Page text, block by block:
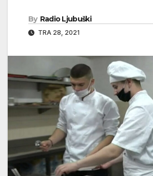
By Radio Ljubuški
TRA 28, 2021